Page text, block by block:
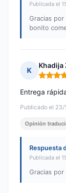
Publicada el
Gracias
bonito
K
Khadija
Nota: 5
Publicado el 23/
Entrega
Opinión
Respuesta
Publicada el
Gracias